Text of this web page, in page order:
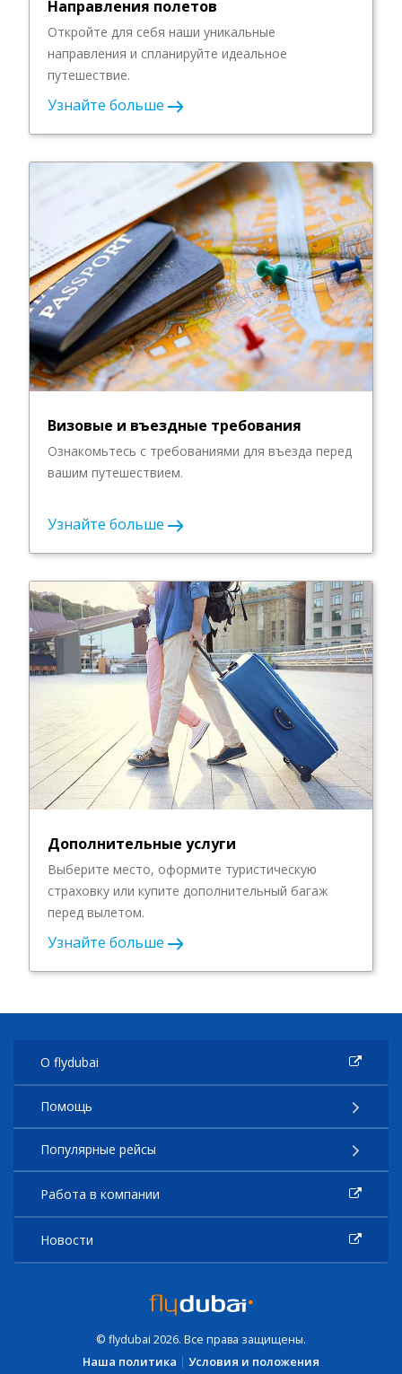
Направления полетов
Откройте для себя наши уникальные
направления и спланируйте идеальное
путешествие.
Узнайте больше
Визовые и въездные требования
Ознакомьтесь с требованиями для въезда перед
вашим путешествием.
Узнайте больше
Дополнительные услуги
Выберите место, оформите туристическую
страховку или купите дополнительный багаж
перед вылетом.
Узнайте больше
© flydubai 2026. Все права защищены.
Наша политика Условия и положения
О flydubai
Помощь
Популярные рейсы
Работа в компании
Новости